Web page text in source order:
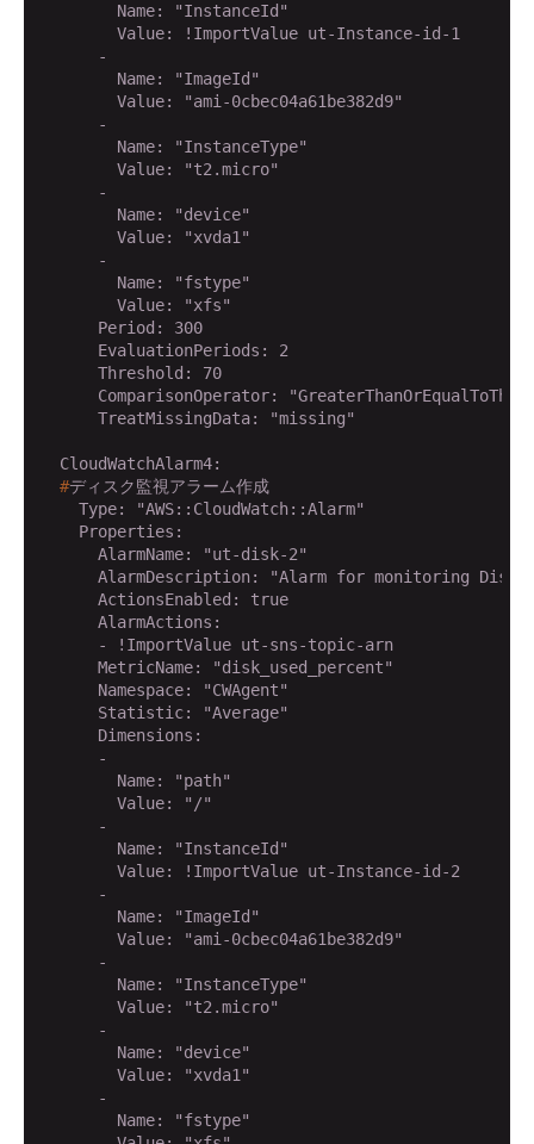
        Name: "InstanceId"
        Value: !ImportValue ut-Instance-id-1
      -
        Name: "ImageId"
        Value: "ami-0cbec04a61be382d9"
      -
        Name: "InstanceType"
        Value: "t2.micro"
      -
        Name: "device"
        Value: "xvda1"
      -
        Name: "fstype"
        Value: "xfs"
      Period: 300
      EvaluationPeriods: 2
      Threshold: 70
ComparisonOperator:
      TreatMissingData: "missing"
  #
ディスク監視アラーム作成
    Type: "AWS::CloudWatch::Alarm"
    Properties:
      AlarmName: "ut-disk-2"
AlarmDescription: "Alarm for monitoring
      ActionsEnabled: true
      AlarmActions:
      - !ImportValue ut-sns-topic-arn
      MetricName: "disk_used_percent"
      Namespace: "CWAgent"
      Statistic: "Average"
      Dimensions:
      -
        Name: "path"
        Value: "/"
      -
        Name: "InstanceId"
        Value: !ImportValue ut-Instance-id-2
      -
        Name: "ImageId"
        Value: "ami-0cbec04a61be382d9"
      -
        Name: "InstanceType"
        Value: "t2.micro"
      -
        Name: "device"
        Value: "xvda1"
      -
        Name: "fstype"